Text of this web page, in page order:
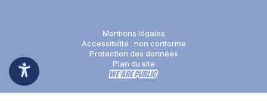
Mentions légales
Accessibilité : non conforme
Protection des données
Plan du site